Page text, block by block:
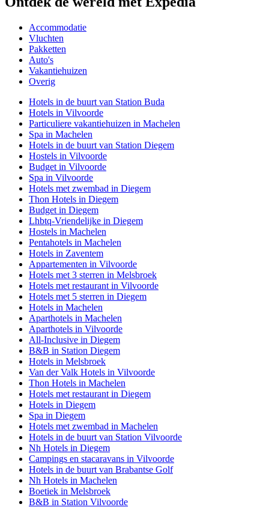
Accommodatie
Vluchten
Pakketten
Auto's
Vakantiehuizen
Overig
Hotels in de buurt van Station Buda
Hotels in Vilvoorde
Particuliere vakantiehuizen in Machelen
Spa in Machelen
Hotels in de buurt van Station Diegem
Hostels in Vilvoorde
Budget in Vilvoorde
Spa in Vilvoorde
Hotels met zwembad in Diegem
Thon Hotels in Diegem
Budget in Diegem
Lhbtq-Vriendelijke in Diegem
Hostels in Machelen
Pentahotels in Machelen
Hotels in Zaventem
Appartementen in Vilvoorde
Hotels met 3 sterren in Melsbroek
Hotels met restaurant in Vilvoorde
Hotels met 5 sterren in Diegem
Hotels in Machelen
Aparthotels in Machelen
Aparthotels in Vilvoorde
All-Inclusive in Diegem
B&B in Station Diegem
Hotels in Melsbroek
Van der Valk Hotels in Vilvoorde
Thon Hotels in Machelen
Hotels met restaurant in Diegem
Hotels in Diegem
Spa in Diegem
Hotels met zwembad in Machelen
Hotels in de buurt van Station Vilvoorde
Nh Hotels in Diegem
Campings en stacaravans in Vilvoorde
Hotels in de buurt van Brabantse Golf
Nh Hotels in Machelen
Boetiek in Melsbroek
B&B in Station Vilvoorde